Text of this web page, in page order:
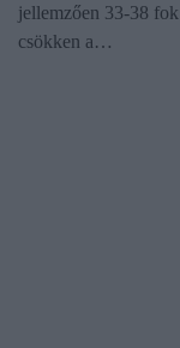
jellemzően 33-38
csökken a…